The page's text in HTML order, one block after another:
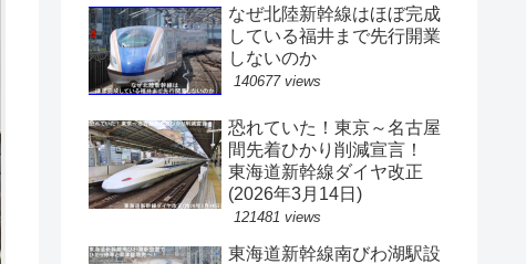
なぜ北陸新幹線はほぼ完成
している福井まで先行開業
しないのか
140677 views
恐れていた！東京～名古屋
間先着ひかり削減宣言！
東海道新幹線ダイヤ改正
(2026年3月14日)
121481 views
東海道新幹線南びわ湖駅設